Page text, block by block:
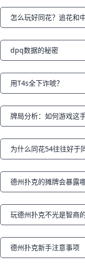
Notifications
Notifications
dpq数据的秘密
Notifications
用T4s全下诈唬？
Notifications
Notifications
Notifications
Notifications
Notifications
德州扑克新手注意事项